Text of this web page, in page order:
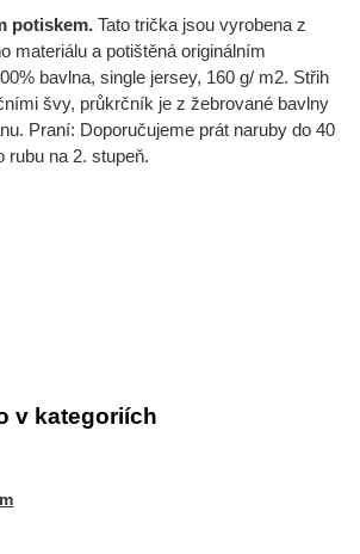
potiskem. Tato trička jsou vyrobena z
materiálu a potištěná originálním
bavlna, single jersey, 160 g/ m2. Střih
švy, průkrčník je z žebrované bavlny
Praní: Doporučujeme prát naruby do 40
rubu na 2. stupeň.
v kategoriích